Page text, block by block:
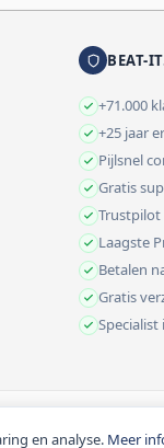
en analyse. Meer
BEAT-
+71.000
+25 jaar
Pijlsnel
Gratis
Trustpilot
Laagste
Betalen
Gratis
BTW tenzij anders